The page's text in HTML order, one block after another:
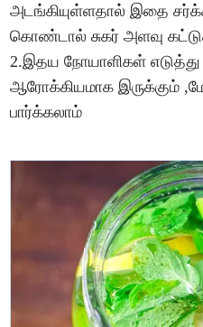
அடங்கியுள்ளதால் இதை
கொண்டால் சுகர் அளவு
2.இதய நோயாளிகள்
ஆரோக்கியமாக இருக்கும்
பார்க்கலாம்